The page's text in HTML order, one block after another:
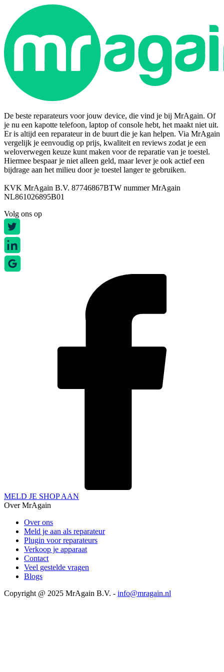
De beste reparateurs voor jouw device, die vind je bij MrAgain. Of
je nu een kapotte telefoon, laptop of console hebt, het maakt niet uit.
Er is altijd een reparateur in de buurt die je kan helpen. Via MrAgain
vergelijk je eenvoudig op prijs, kwaliteit en reviews zodat je een
weloverwegen keuze kunt maken voor de reparatie van je toestel.
Hiermee bespaar je niet alleen geld, maar lever je ook actief een
bijdrage aan het milieu door je toestel langer te gebruiken.
KVK MrAgain B.V. 87746867BTW nummer MrAgain
NL861026895B01
Volg ons op
MELD JE SHOP AAN
Over MrAgain
Over ons
Meld je aan als reparateur
Plugin voor reparateurs
Verkoop je apparaat
Contact
Veel gestelde vragen
Blogs
Copyright @ 2025 MrAgain B.V. - info@mragain.nl